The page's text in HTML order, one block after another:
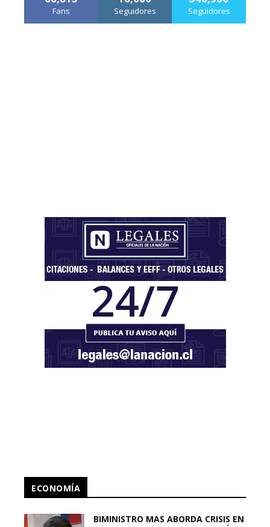
Fans Seguidores Seguidores
ECONOMÍA
BIMINISTRO MAS ABORDA CRISIS EN